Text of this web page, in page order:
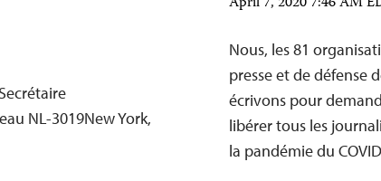
NL-3019New York,
Nous, les 81
presse et de défense
écrivons pour
libérer tous les
la pandémie du